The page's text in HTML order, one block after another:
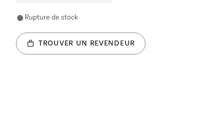
Rupture de stock
TROUVER UN REVENDEUR